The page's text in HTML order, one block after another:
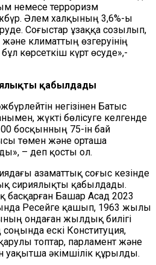
немесе терроризм
Әлем халқының 3,6%-ы
Соғыстар ұзаққа созылып,
климаттың өзгеруінің
көрсеткіш күрт өсуде»,-
қабылдады
негізінен Батыс
жүкті бөлісуге келгенде
босқынның 75-ін бай
төмен және орташа
– деп қосты ол.
азаматтық соғыс кезінде
сириялықты қабылдады.
Башар Асад 2023
Ресейге қашып, 1963 жылы
ондаған жылдық билігі
ескі Конституция,
қарулы топтар, парламент және
уақытша әкімшілік құрылды.